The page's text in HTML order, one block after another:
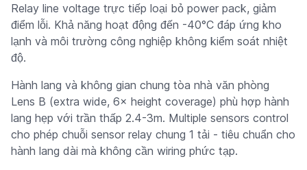
Relay line voltage trực tiếp loại bỏ power pack, giảm
điểm lỗi. Khả năng hoạt động đến -40°C đáp ứng kho
lạnh và môi trường công nghiệp không kiểm soát nhiệt
độ.
Hành lang và không gian chung tòa nhà văn phòng
Lens B (extra wide, 6× height coverage) phù hợp hành
lang hẹp với trần thấp 2.4-3m. Multiple sensors control
cho phép chuỗi sensor relay chung 1 tải - tiêu chuẩn cho
hành lang dài mà không cần wiring phức tạp.